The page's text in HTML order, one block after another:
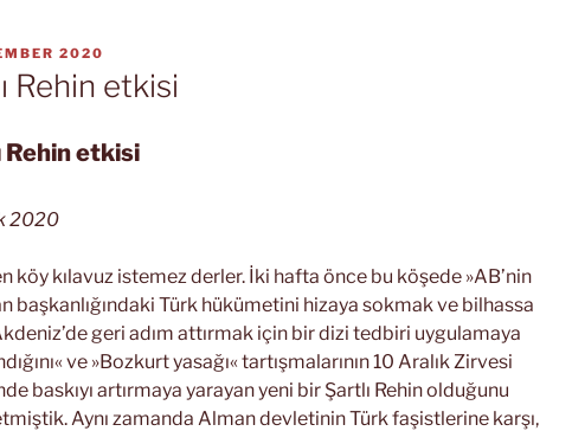
2020
Rehin etkisi
Rehin etkisi
2020
köy kılavuz istemez derler. İki hafta önce bu köşede »AB’nin
başkanlığındaki Türk hükümetini hizaya sokmak ve bilhassa
geri adım attırmak için bir dizi tedbiri uygulamaya
ve »Bozkurt yasağı« tartışmalarının 10 Aralık Zirvesi
baskıyı artırmaya yarayan yeni bir Şartlı Rehin olduğunu
Aynı zamanda Alman devletinin Türk faşistlerine karşı,